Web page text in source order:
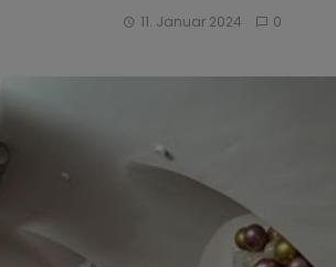
11. Januar 2024 0